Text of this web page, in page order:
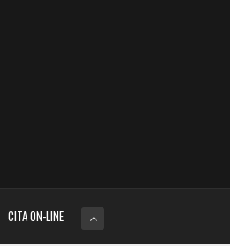
CITA ON-LINE